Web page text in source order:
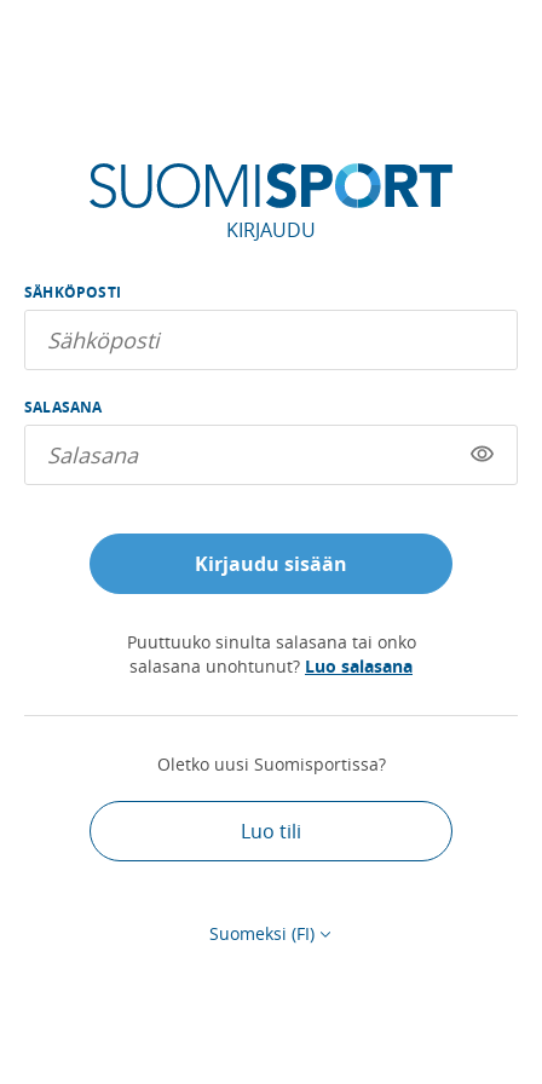
KIRJAUDU
SÄHKÖPOSTI
SALASANA
Kirjaudu sisään
Puuttuuko sinulta salasana tai onko
salasana unohtunut? Luo salasana
Oletko uusi Suomisportissa?
Luo tili
Suomeksi (FI)